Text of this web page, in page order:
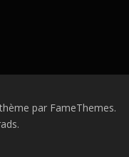
thème par FameThemes.